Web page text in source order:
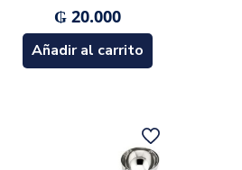
₲20.000
Añadir al carrito